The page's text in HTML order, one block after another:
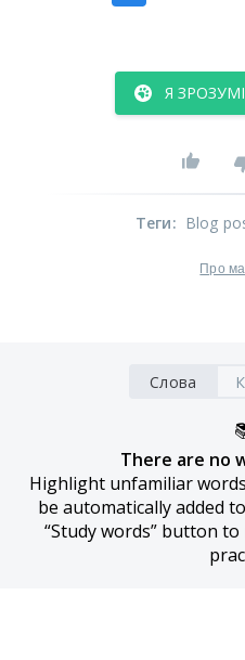
Я
Теги: Blog
Про
Слова
There are no
Highlight unfamiliar
be automatically added
“Study words” button